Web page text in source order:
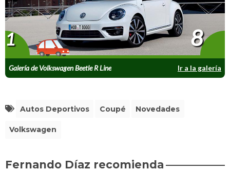
Galería de Volkswagen Beetle R Line Ir a la galería
1 8
Autos Deportivos Coupé Novedades
Volkswagen
Fernando Díaz recomienda